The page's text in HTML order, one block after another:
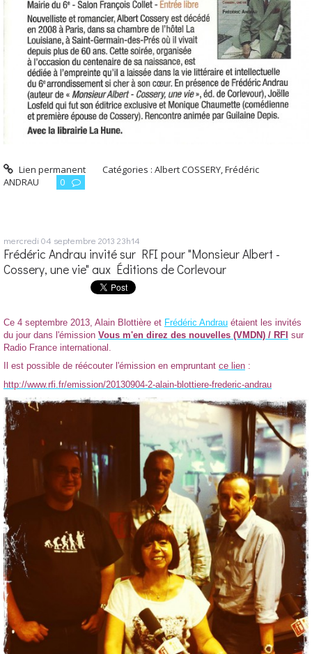
Lien permanent Catégories :Albert COSSERY,Frédéric
ANDRAU
0
mercredi 04 septembre 2013 23h14
Frédéric Andrau invité sur RFI pour "Monsieur Albert -
Cossery, une vie" aux Éditions de Corlevour
Ce 4 septembre 2013, Alain Blottière et Frédéric Andrau étaient les invités
du jour dans l'émission Vous m'en direz des nouvelles (VMDN) / RFI sur
Radio France international.
Il est possible de réécouter l'émission en empruntant ce lien :
http://www.rfi.fr/emission/20130904-2-alain-blottiere-frederic-andrau